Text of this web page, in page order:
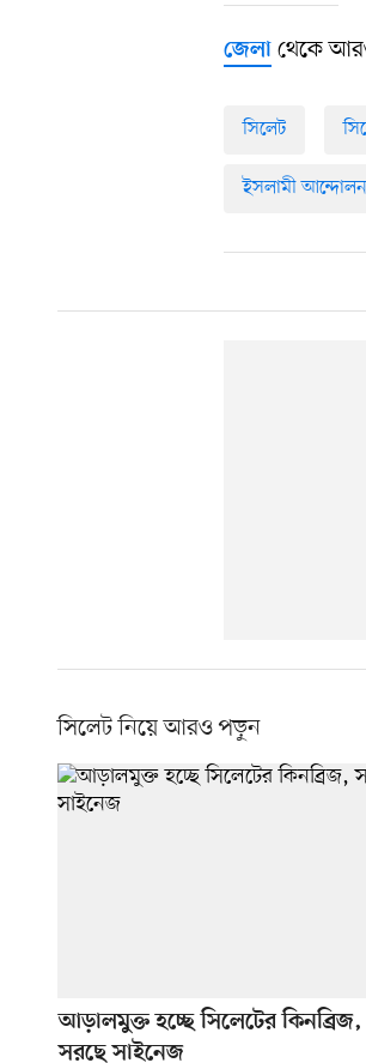
জেলা থেকে
সিলেট
ইসলামী আন্দোলন
সিলেট নিয়ে আরও পড়ুন
আড়ালমুক্ত হচ্ছে সিলেটের কিনব্রিজ,
সরছে সাইনেজ